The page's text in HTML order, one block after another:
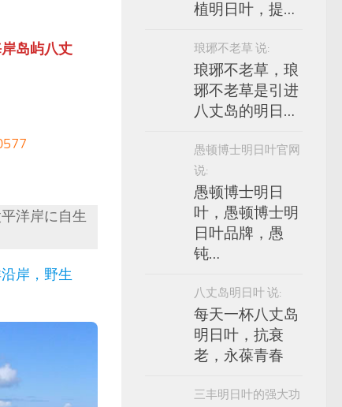
岛屿八丈
洋岸に自生
岸，野生
植明日叶，提…
琅琊不老草 说:
琅琊不老草，琅
琊不老草是引进
八丈岛的明日…
愚顿博士明日叶官网
说:
愚顿博士明日
叶，愚顿博士明
日叶品牌，愚
钝…
八丈岛明日叶 说:
每天一杯八丈岛
明日叶，抗衰
老，永葆青春
三丰明日叶的强大功